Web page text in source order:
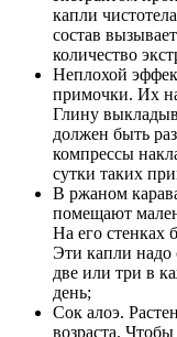
капли
состав
количество
Неплохой
примочки. Их
Глину
должен быть
компрессы
сутки таких
В ржаном
помещают
На его стенках
Эти капли надо
две или три в
день;
Сок алоэ.
возраста.